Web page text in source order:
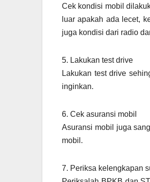
Cek kondisi mobil
luar apakah ada lecet,
juga kondisi dari radio
5. Lakukan test drive
Lakukan test drive
inginkan.
6. Cek asuransi mobil
Asuransi mobil juga
mobil.
7. Periksa kelengkapan